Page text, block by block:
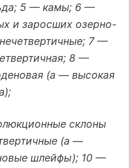
5 — камы; 6 —
и заросших озерно-
7 —
8 —
(а — высокая
склоны
(а —
шлейфы); 10 —